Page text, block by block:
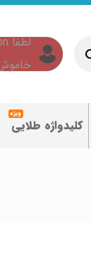
کلیدواژه طلایی